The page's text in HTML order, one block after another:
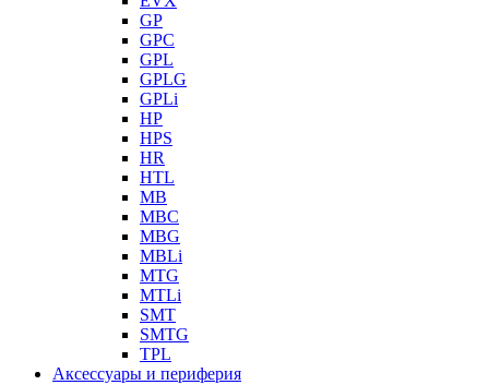
GP
GPC
GPL
GPLG
GPLi
HP
HPS
HR
HTL
MB
MBC
MBG
MBLi
MTG
MTLi
SMT
SMTG
TPL
Аксессуары и периферия